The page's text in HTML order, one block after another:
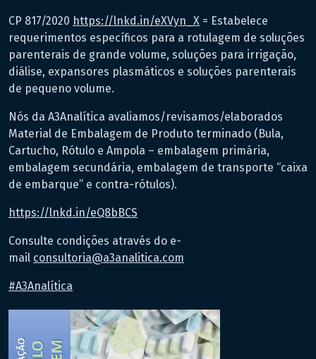
CP 817/2020 https://lnkd.in/eXVyn_X = Estabelece
requerimentos específicos para a rotulagem de soluções
parenterais de grande volume, soluções para irrigação,
diálise, expansores plasmáticos e soluções parenterais
de pequeno volume.
Nós da A3Analítica avaliamos/revisamos/elaborados
Material de Embalagem de Produto terminado (Bula,
Cartucho, Rótulo e Ampola – embalagem primária,
embalagem secundária, embalagem de transporte “caixa
de embarque” e contra-rótulos).
https://lnkd.in/eQ8bBCS
Consulte condições através do e-
mail consultoria@a3analitica.com
#A3Analítica